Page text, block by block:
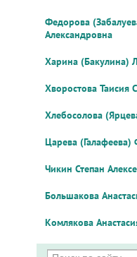
Федорова
Александровна
Харина (Бакулина)
Хворостова Таисия
Хлебосолова
Царева
Чикин Степан
Большакова
Комлякова